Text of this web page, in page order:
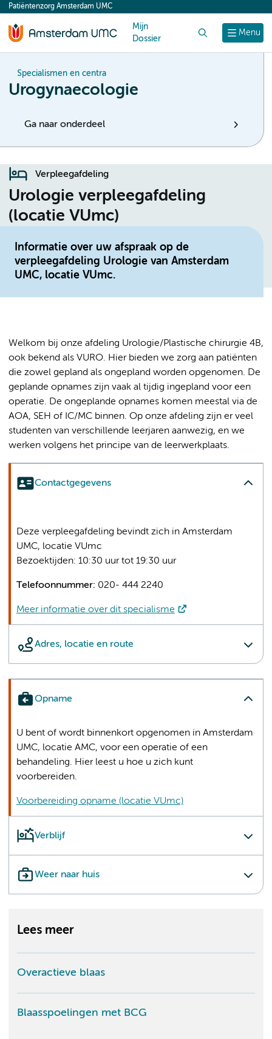
content
Menu
Patiëntenzorg Amsterdam UMC
Mijn
Dossier
Specialismen en centra
Urogynaecologie
Ga naar onderdeel
Verpleegafdeling
Urologie verpleegafdeling
(locatie VUmc)
Informatie over uw afspraak op de
verpleegafdeling Urologie van Amsterdam
UMC, locatie VUmc.
Welkom bij onze afdeling Urologie/Plastische chirurgie 4B,
ook bekend als VURO. Hier bieden we zorg aan patiënten
die zowel gepland als ongepland worden opgenomen. De
geplande opnames zijn vaak al tijdig ingepland voor een
operatie. De ongeplande opnames komen meestal via de
AOA, SEH of IC/MC binnen. Op onze afdeling zijn er veel
studenten van verschillende leerjaren aanwezig, en we
werken volgens het principe van de leerwerkplaats.
Contactgegevens
Adres, locatie en route
Deze verpleegafdeling bevindt zich in Amsterdam
UMC, locatie VUmc
Bezoektijden: 10:30 uur tot 19:30 uur
Telefoonnummer: 020- 444 2240
Meer informatie over dit specialisme
Opname
Verblijf
Weer naar huis
U bent of wordt binnenkort opgenomen in Amsterdam
UMC, locatie AMC, voor een operatie of een
behandeling. Hier leest u hoe u zich kunt
voorbereiden.
Voorbereiding opname (locatie VUmc)
Lees meer
Overactieve blaas
Blaasspoelingen met BCG